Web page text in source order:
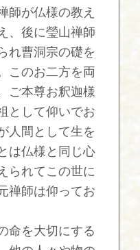
師が仏様の教え
、後に瑩山禅師
れ曹洞宗の礎を
このお二方を両
ご本尊お釈迦様
として仰いでお
人間として生を
は仏様と同じ心
られてこの世に
禅師は仰ってお
命を大切にする